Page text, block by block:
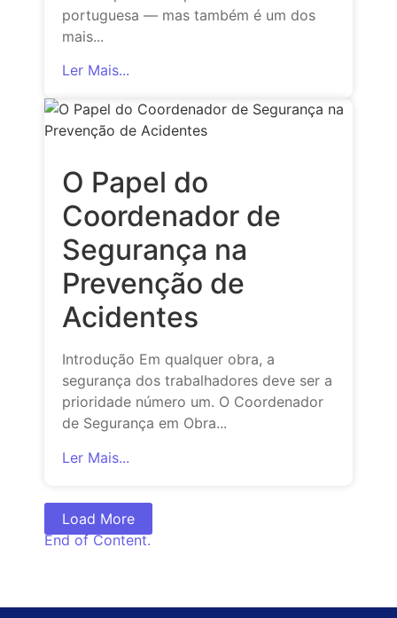
portuguesa — mas também é um dos
mais...
Ler Mais...
O Papel do
Coordenador de
Segurança na
Prevenção de
Acidentes
Introdução Em qualquer obra, a
segurança dos trabalhadores deve ser a
prioridade número um. O Coordenador
de Segurança em Obra...
Ler Mais...
Load More
End of Content.